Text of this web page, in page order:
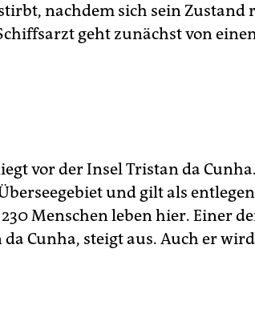
nachdem sich sein Zustand
geht zunächst von
vor der Insel Tristan da
und gilt als
Menschen leben hier. Einer
Cunha, steigt aus. Auch er